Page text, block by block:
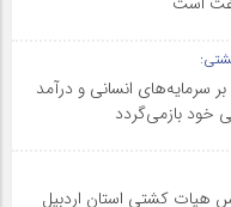
سرمایه‌های انسانی و درآمد
خود بازمی‌گردد
هیات کشتی استان اردبیل